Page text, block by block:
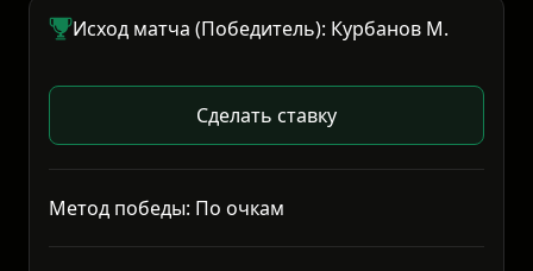
Исход матча (Победитель): Курбанов М.
Сделать ставку
Метод победы: По очкам